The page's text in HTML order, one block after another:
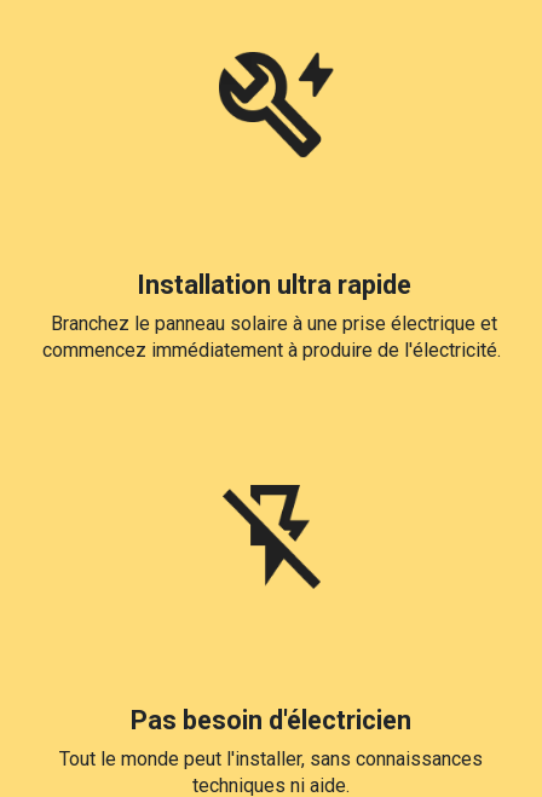
Installation ultra rapide
Branchez le panneau solaire à une prise électrique et
commencez immédiatement à produire de l'électricité.
Pas besoin d'électricien
Tout le monde peut l'installer, sans connaissances
techniques ni aide.